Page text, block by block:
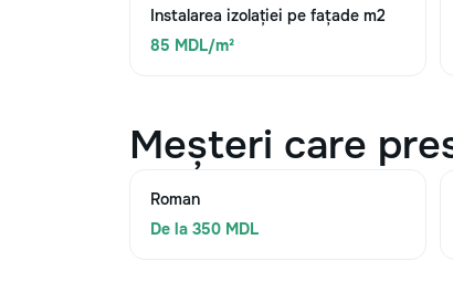
Instalarea izolației pe fațade m2
85 MDL/m²
Meșteri care
Roman
De la 350 MDL